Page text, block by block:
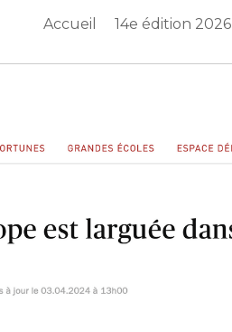
Accueil 14e édition 2026